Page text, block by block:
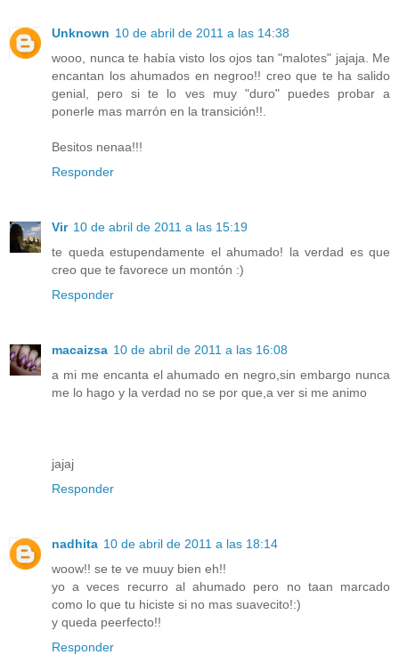
Unknown 10 de abril de 2011 a las 14:38
wooo, nunca te había visto los ojos tan "malotes" jajaja. Me
encantan los ahumados en negroo!! creo que te ha salido
genial, pero si te lo ves muy "duro" puedes probar a
ponerle mas marrón en la transición!!.
Besitos nenaa!!!
Responder
Vir 10 de abril de 2011 a las 15:19
te queda estupendamente el ahumado! la verdad es que
creo que te favorece un montón :)
Responder
macaizsa 10 de abril de 2011 a las 16:08
a mi me encanta el ahumado en negro,sin embargo nunca
me lo hago y la verdad no se por que,a ver si me animo
jajaj
Responder
nadhita 10 de abril de 2011 a las 18:14
woow!! se te ve muuy bien eh!!
yo a veces recurro al ahumado pero no taan marcado
como lo que tu hiciste si no mas suavecito!:)
y queda peerfecto!!
Responder